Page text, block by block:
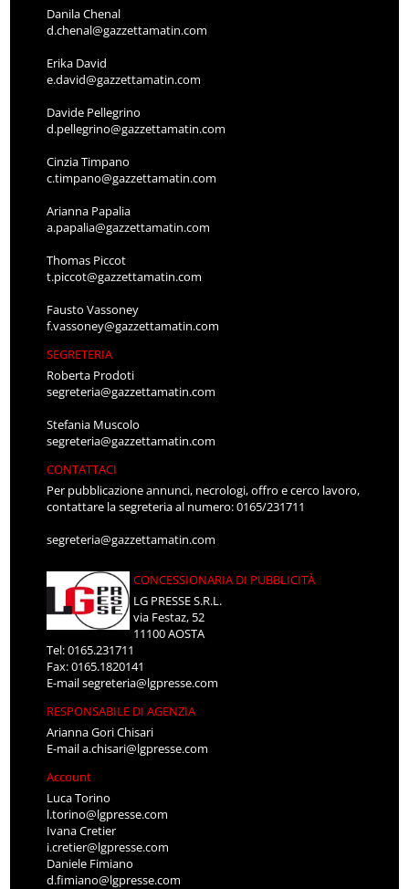
Danila Chenal
d.chenal@gazzettamatin.com
Erika David
e.david@gazzettamatin.com
Davide Pellegrino
d.pellegrino@gazzettamatin.com
Cinzia Timpano
c.timpano@gazzettamatin.com
Arianna Papalia
a.papalia@gazzettamatin.com
Thomas Piccot
t.piccot@gazzettamatin.com
Fausto Vassoney
f.vassoney@gazzettamatin.com
SEGRETERIA
Roberta Prodoti
segreteria@gazzettamatin.com
Stefania Muscolo
segreteria@gazzettamatin.com
CONTATTACI
Per pubblicazione annunci, necrologi, offro e cerco lavoro,
contattare la segreteria al numero: 0165/231711
segreteria@gazzettamatin.com
CONCESSIONARIA DI PUBBLICITÀ
LG PRESSE S.R.L.
via Festaz, 52
11100 AOSTA
Tel: 0165.231711
Fax: 0165.1820141
E-mailsegreteria@lgpresse.com
RESPONSABILE DI AGENZIA
Arianna Gori Chisari
E-maila.chisari@lgpresse.com
Account
Luca Torino
l.torino@lgpresse.com
Ivana Cretier
i.cretier@lgpresse.com
Daniele Fimiano
d.fimiano@lgpresse.com